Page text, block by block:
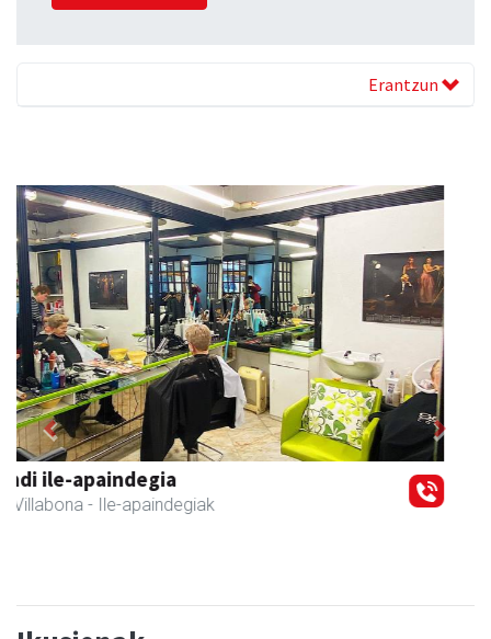
Erantzun
Amasa-Villabonako Udala
Amasa-Villabona - Udaletxeak
Previous Next